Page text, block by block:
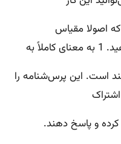
اصولا مقیاس
نیستند است. این پرس‌شنامه را
کرده و پاسخ دهند.